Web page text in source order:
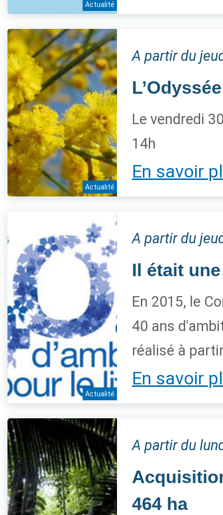
Actualité
Actualité
A partir du
Le vendredi
14h
En savoir
Actualité
A partir du
Il était
En 2015, le
40 ans
réalisé à
En savoir
A partir du
464 ha